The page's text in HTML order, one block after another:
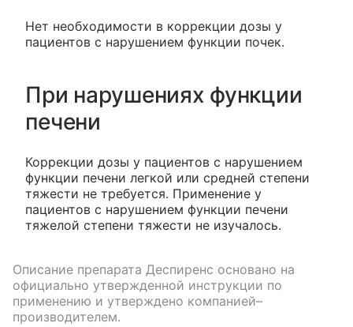
Нет необходимости в коррекции дозы у
пациентов с нарушением функции почек.
При нарушениях функции
печени
Коррекции дозы у пациентов с нарушением
функции печени легкой или средней степени
тяжести не требуется. Применение у
пациентов с нарушением функции печени
тяжелой степени тяжести не изучалось.
Описание препарата Деспиренс основано на
официально утвержденной инструкции по
применению и утверждено компанией–
производителем.